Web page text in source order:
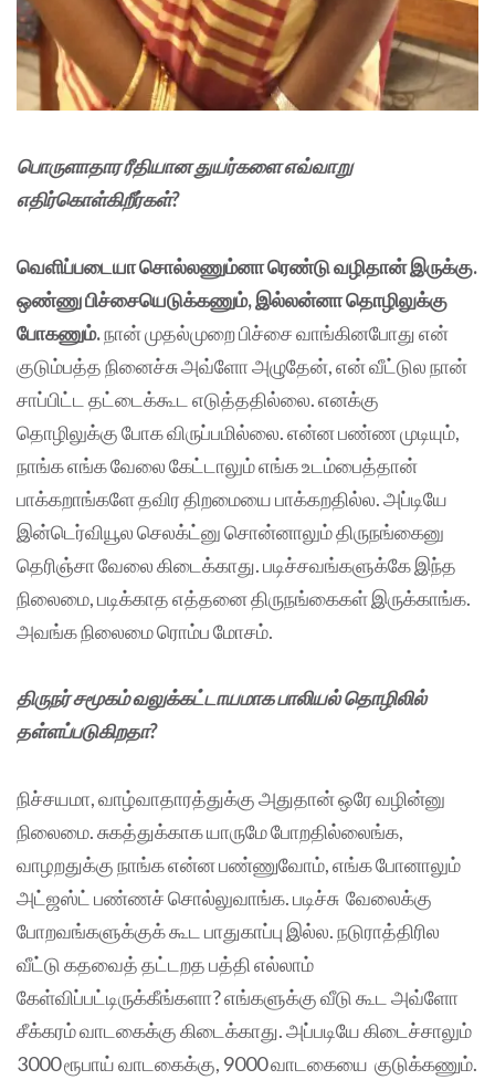
பொருளாதார ரீதியான துயர்களை எவ்வாறு
எதிர்கொள்கிறீர்கள்?
வெளிப்படையா சொல்லணும்னா ரெண்டு வழிதான் இருக்கு.
ஒண்ணு பிச்சையெடுக்கணும், இல்லன்னா தொழிலுக்கு
போகணும்.நான் முதல்முறை பிச்சை வாங்கினபோது என்
குடும்பத்த நினைச்சு அவ்ளோ அழுதேன், என் வீட்டுல நான்
சாப்பிட்ட தட்டைக்கூட எடுத்ததில்லை. எனக்கு
தொழிலுக்கு போக விருப்பமில்லை. என்ன பண்ண முடியும்,
நாங்க எங்க வேலை கேட்டாலும் எங்க உடம்பைத்தான்
பாக்கறாங்களே தவிர திறமையை பாக்கறதில்ல. அப்டியே
இன்டெர்வியூல செலக்ட்னு சொன்னாலும் திருநங்கைனு
தெரிஞ்சா வேலை கிடைக்காது. படிச்சவங்களுக்கே இந்த
நிலைமை, படிக்காத எத்தனை திருநங்கைகள் இருக்காங்க.
அவங்க நிலைமை ரொம்ப மோசம்.
திருநர் சமூகம் வலுக்கட்டாயமாக பாலியல் தொழிலில்
தள்ளப்படுகிறதா?
நிச்சயமா, வாழ்வாதாரத்துக்கு அதுதான் ஒரே வழின்னு
நிலைமை. சுகத்துக்காக யாருமே போறதில்லைங்க,
வாழறதுக்கு நாங்க என்ன பண்ணுவோம், எங்க போனாலும்
அட்ஜஸ்ட் பண்ணச் சொல்லுவாங்க. படிச்சு வேலைக்கு
போறவங்களுக்குக் கூட பாதுகாப்பு இல்ல. நடுராத்திரில
வீட்டு கதவைத் தட்டறத பத்தி எல்லாம்
கேள்விப்பட்டிருக்கீங்களா? எங்களுக்கு வீடு கூட அவ்ளோ
சீக்கரம் வாடகைக்கு கிடைக்காது. அப்படியே கிடைச்சாலும்
3000 ரூபாய் வாடகைக்கு, 9000 வாடகையை குடுக்கணும்.